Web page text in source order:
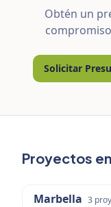
Obtén un
Solicitar
Proyectos
Marbella 3